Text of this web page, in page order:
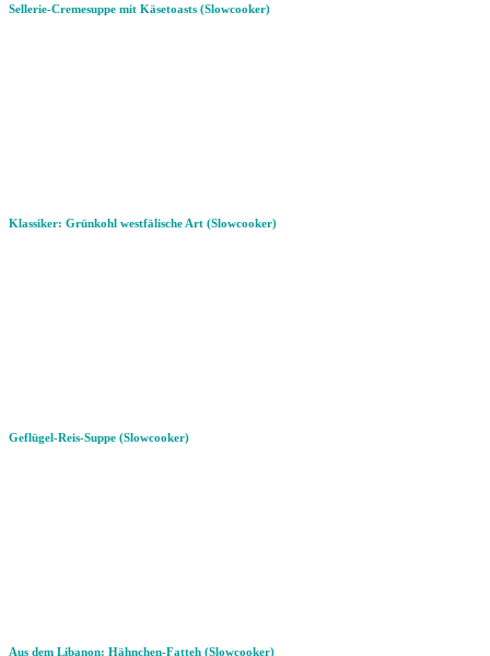
Sellerie-Cremesuppe mit Käsetoasts (Slowcooker)
Klassiker: Grünkohl westfälische Art (Slowcooker)
Geflügel-Reis-Suppe (Slowcooker)
Aus dem Libanon: Hähnchen-Fatteh (Slowcooker)